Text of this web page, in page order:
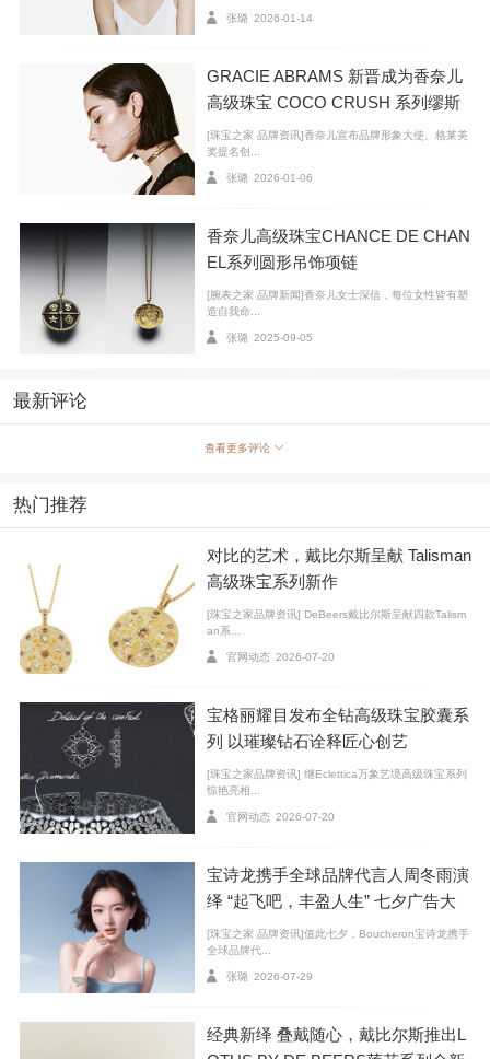
CHANEL 香奈儿 全新N°5 高级珠宝系列
张璐 2026-01-14
GRACIE ABRAMS 新晋成为香奈儿
高级珠宝 COCO CRUSH 系列缪斯
[珠宝之家 品牌资讯]香奈儿宣布品牌形象大使、格莱美
奖提名创...
张璐 2026-01-06
香奈儿高级珠宝CHANCE DE CHAN
EL系列圆形吊饰项链
[腕表之家 品牌新闻]香奈儿女士深信，每位女性皆有塑
造自我命...
张璐 2025-09-05
最新评论
查看更多评论
热门推荐
对比的艺术，戴比尔斯呈献 Talisman
高级珠宝系列新作
[珠宝之家品牌资讯] DeBeers戴比尔斯呈献四款Talism
an系...
官网动态 2026-07-20
宝格丽耀目发布全钻高级珠宝胶囊系
列 以璀璨钻石诠释匠心创艺
[珠宝之家品牌资讯] 继Eclettica万象艺境高级珠宝系列
惊艳亮相...
官网动态 2026-07-20
宝诗龙携手全球品牌代言人周冬雨演
绎 “起飞吧，丰盈人生” 七夕广告大
片
[珠宝之家 品牌资讯]值此七夕，Boucheron宝诗龙携手
全球品牌代...
张璐 2026-07-29
经典新绎 叠戴随心，戴比尔斯推出L